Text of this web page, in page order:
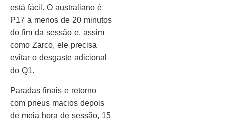
está fácil. O australiano é
P17 a menos de 20 minutos
do fim da sessão e, assim
como Zarco, ele precisa
evitar o desgaste adicional
do Q1.
Paradas finais e retorno
com pneus macios depois
de meia hora de sessão, 15